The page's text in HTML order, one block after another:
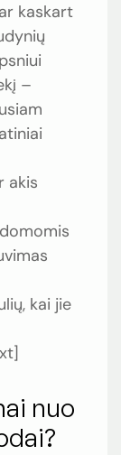
kaskart
–
akis
kai jie
nuo